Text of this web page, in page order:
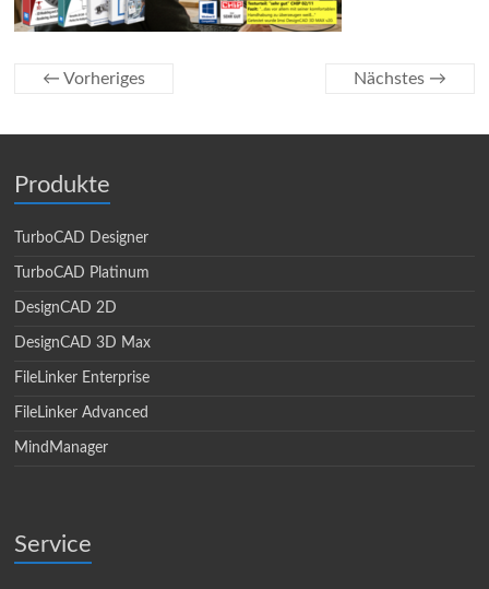
← Vorheriges Nächstes →
Produkte
TurboCAD Designer
TurboCAD Platinum
DesignCAD 2D
DesignCAD 3D Max
FileLinker Enterprise
FileLinker Advanced
MindManager
Service